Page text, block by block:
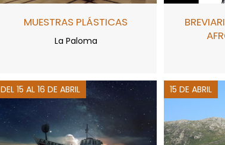
MUESTRAS PLÁSTICAS
La Paloma
DEL 15 AL 16 DE ABRIL 15 DE ABRIL